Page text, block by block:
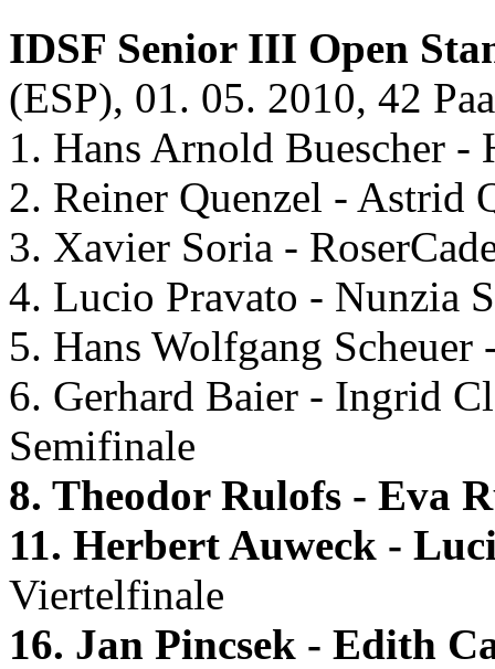
IDSF Senior III Open
(ESP), 01. 05. 2010, 42
1. Hans Arnold Buescher -
2. Reiner Quenzel - Astrid
3. Xavier Soria -
4. Lucio Pravato - Nunzia
5. Hans Wolfgang
6. Gerhard Baier - Ingrid
Semifinale
8. Theodor Rulofs - Eva
11. Herbert Auweck -
Viertelfinale
16. Jan Pincsek - Edith